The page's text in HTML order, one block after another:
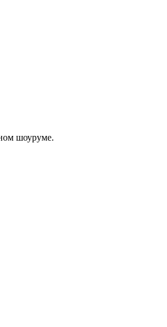
шоуруме.